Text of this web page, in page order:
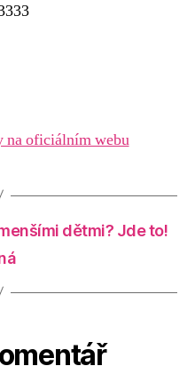
na oficiálním webu
dětmi? Jde to!